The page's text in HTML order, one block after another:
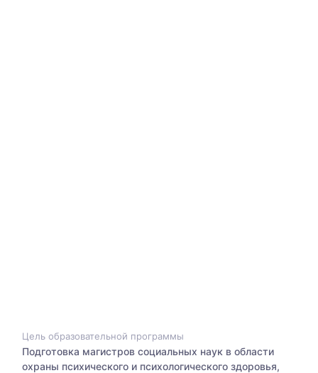
Цель образовательной программы
Подготовка магистров социальных наук в области
охраны психического и психологического здоровья,